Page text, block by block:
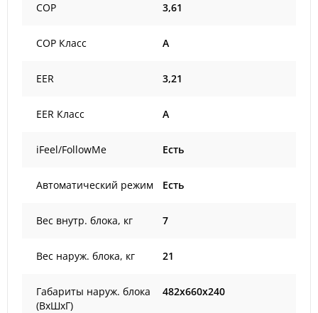
COP 3,61
COP Класс A
EER 3,21
EER Класс A
iFeel/FollowMe Есть
Автоматический режим Есть
Вес внутр. блока, кг 7
Вес наруж. блока, кг 21
Габариты наруж. блока
(ВxШxГ)
482x660x240